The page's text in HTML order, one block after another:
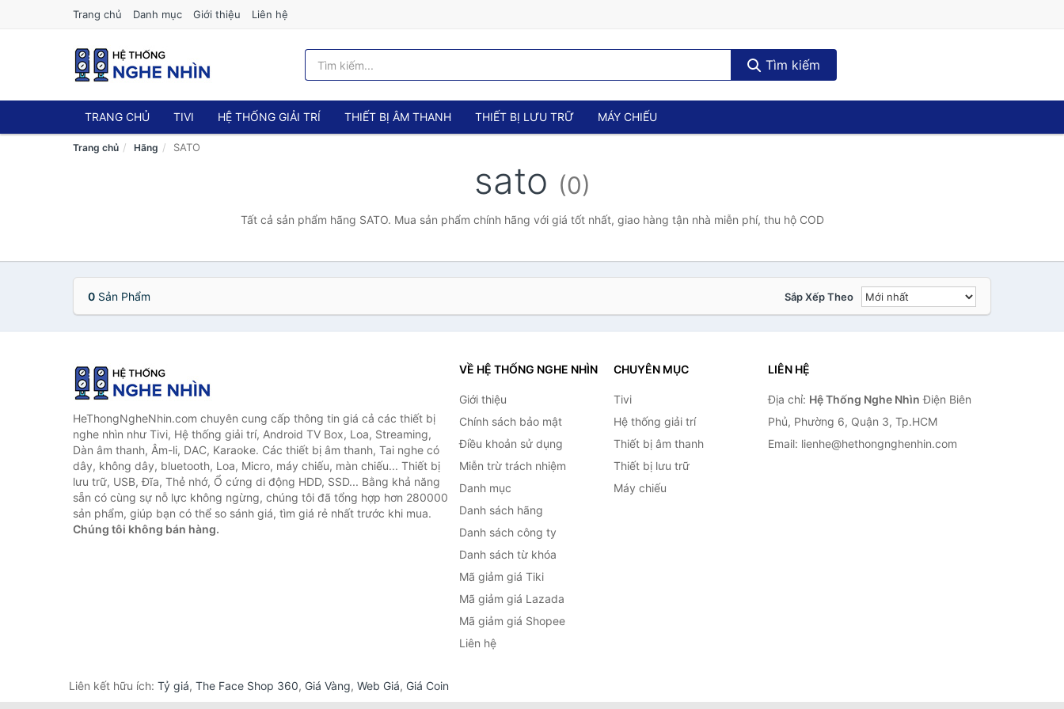
Trang chủ Danh mục Giới thiệu Liên hệ
Tìm kiếm
TRANG CHỦ TIVI HỆ THỐNG GIẢI TRÍ THIẾT BỊ ÂM THANH THIẾT BỊ LƯU TRỮ MÁY CHIẾU
Trang chủ Hãng SATO
sato (0)
Tất cả sản phẩm hãng SATO. Mua sản phẩm chính hãng với giá tốt nhất, giao hàng tận nhà miễn phí, thu hộ COD
0 Sản Phẩm Sắp Xếp Theo
HeThongNgheNhin.com chuyên cung cấp thông tin giá cả các thiết bị
nghe nhìn như Tivi, Hệ thống giải trí, Android TV Box, Loa, Streaming,
Dàn âm thanh, Âm-li, DAC, Karaoke. Các thiết bị âm thanh, Tai nghe có
dây, không dây, bluetooth, Loa, Micro, máy chiếu, màn chiếu... Thiết bị
lưu trữ, USB, Đĩa, Thẻ nhớ, Ổ cứng di động HDD, SSD... Bằng khả năng
sẵn có cùng sự nỗ lực không ngừng, chúng tôi đã tổng hợp hơn 280000
sản phẩm, giúp bạn có thể so sánh giá, tìm giá rẻ nhất trước khi mua.
Chúng tôi không bán hàng.
VỀ HỆ THỐNG NGHE NHÌN
Giới thiệu
Chính sách bảo mật
Điều khoản sử dụng
Miễn trừ trách nhiệm
Danh mục
Danh sách hãng
Danh sách công ty
Danh sách từ khóa
Mã giảm giá Tiki
Mã giảm giá Lazada
Mã giảm giá Shopee
Liên hệ
CHUYÊN MỤC
Tivi
Hệ thống giải trí
Thiết bị âm thanh
Thiết bị lưu trữ
Máy chiếu
LIÊN HỆ
Địa chỉ: Hệ Thống Nghe Nhìn Điện Biên
Phủ, Phường 6, Quận 3, Tp.HCM
Email: lienhe@hethongnghenhin.com
Liên kết hữu ích: Tỷ giá, The Face Shop 360, Giá Vàng, Web Giá, Giá Coin